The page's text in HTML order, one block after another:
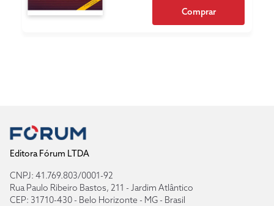
Comprar
Editora Fórum LTDA
CNPJ: 41.769.803/0001-92
Rua Paulo Ribeiro Bastos, 211 - Jardim Atlântico
CEP: 31710-430 - Belo Horizonte - MG - Brasil